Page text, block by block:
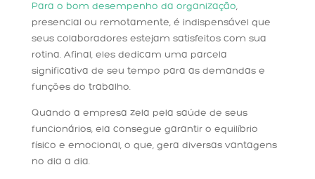
Para o bom desempenho da organização,
presencial ou remotamente, é indispensável que
seus colaboradores estejam satisfeitos com sua
rotina. Afinal, eles dedicam uma parcela
significativa de seu tempo para as demandas e
funções do trabalho.
Quando a empresa zela pela saúde de seus
funcionários, ela consegue garantir o equilíbrio
físico e emocional, o que, gera diversas vantagens
no dia a dia.